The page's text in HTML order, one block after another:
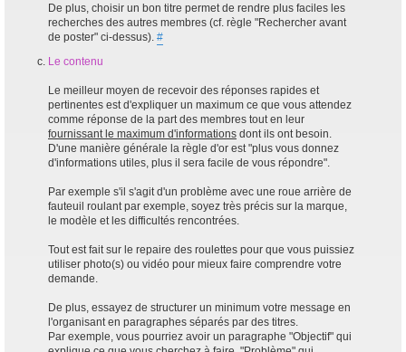
De plus, choisir un bon titre permet de rendre plus faciles les
recherches des autres membres (cf. règle "Rechercher avant
de poster" ci-dessus). #
Le contenu
Le meilleur moyen de recevoir des réponses rapides et
pertinentes est d'expliquer un maximum ce que vous attendez
comme réponse de la part des membres tout en leur
fournissant le maximum d'informations dont ils ont besoin.
D'une manière générale la règle d'or est "plus vous donnez
d'informations utiles, plus il sera facile de vous répondre".
Par exemple s'il s'agit d'un problème avec une roue arrière de
fauteuil roulant par exemple, soyez très précis sur la marque,
le modèle et les difficultés rencontrées.
Tout est fait sur le repaire des roulettes pour que vous puissiez
utiliser photo(s) ou vidéo pour mieux faire comprendre votre
demande.
De plus, essayez de structurer un minimum votre message en
l'organisant en paragraphes séparés par des titres.
Par exemple, vous pourriez avoir un paragraphe "Objectif" qui